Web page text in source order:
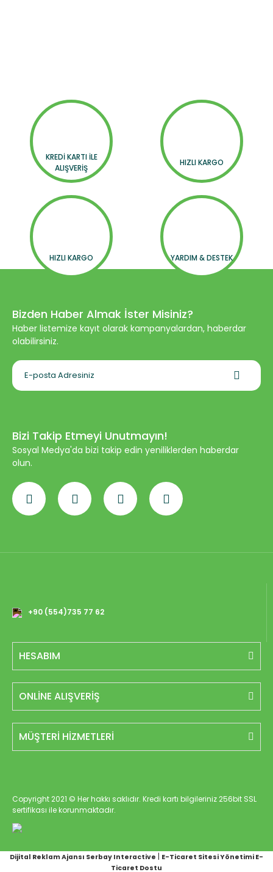
KREDİ KARTI İLE
ALIŞVERİŞ
HIZLI KARGO
HIZLI KARGO YARDIM & DESTEK
Bizden Haber Almak İster Misiniz?
Haber listemize kayıt olarak kampanyalardan, haberdar
olabilirsiniz.
Bizi Takip Etmeyi Unutmayın!
Sosyal Medya'da bizi takip edin yeniliklerden haberdar
olun.
+90 (554)735 77 62
HESABIM
ONLİNE ALIŞVERİŞ
MÜŞTERİ HİZMETLERİ
Copyright 2021 © Her hakkı saklıdır. Kredi kartı bilgileriniz 256bit SSL
sertifikası ile korunmaktadır.
Dijital Reklam Ajansı Serbay Interactive | E-Ticaret Sitesi Yönetimi E-
Ticaret Dostu